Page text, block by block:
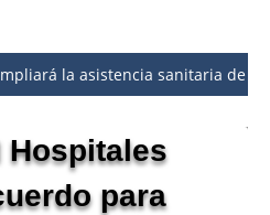
la asistencia sanitaria de
Hospitales
para